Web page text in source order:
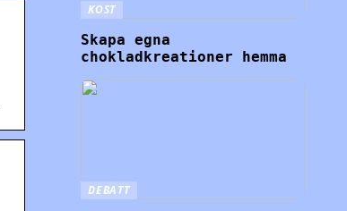
KOST
Skapa egna
chokladkreationer hemma
DEBATT